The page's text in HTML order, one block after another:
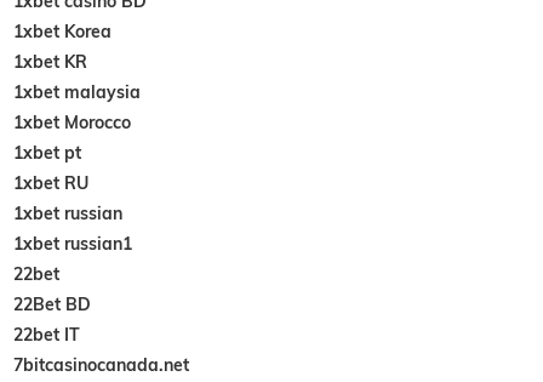
1xbet Korea
1xbet KR
1xbet malaysia
1xbet Morocco
1xbet pt
1xbet RU
1xbet russian
1xbet russian1
22bet
22Bet BD
22bet IT
7bitcasinocanada.net